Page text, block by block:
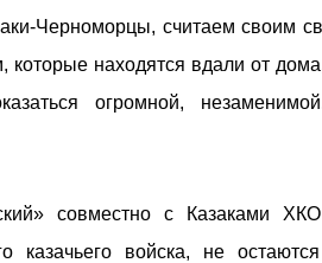
Черноморцы, считаем своим
находятся вдали от
огромной,
совместно с Казаками ХКО
казачьего войска, не